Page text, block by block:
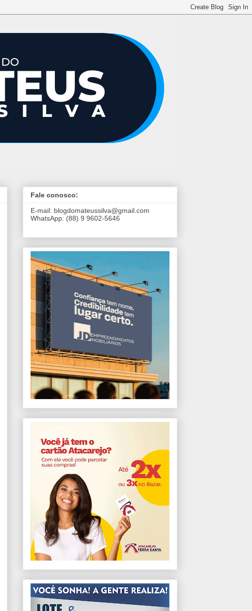
Fale conosco:
E-mail: blogdomateussilva@gmail.com
WhatsApp: (88) 9 9602-5646